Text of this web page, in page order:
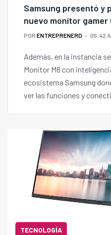
Samsung presentó y
nuevo monitor gamer
POR ENTREPRENERD 05:42
Además, en la instancia
Monitor M8 con
ecosistema Samsung
ver las funciones y
TECNOLOGÍA